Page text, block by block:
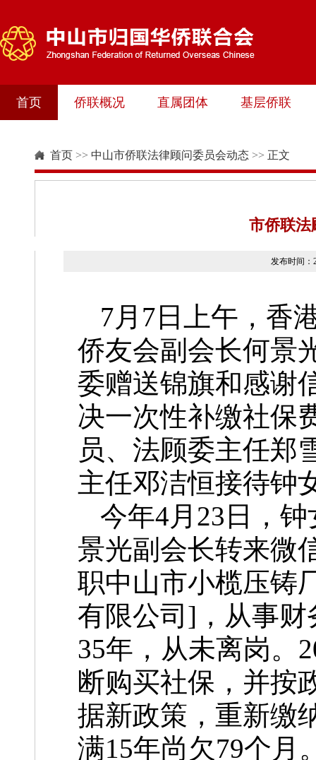
首页 侨联概况 直属团体 基层侨联
首页 >> 中山市侨联法律顾问委员会动态 >> 正文
市侨联法
发布时间
7月7日上午，香
侨友会副会长何景
委赠送锦旗和感谢
决一次性补缴社保
员、法顾委主任郑
主任邓洁恒接待钟
今年4月23日，
景光副会长转来微
职中山市小榄压铸
有限公司]，从事
35年，从未离岗。
断购买社保，并按
据新政策，重新缴
满15年尚欠79个月